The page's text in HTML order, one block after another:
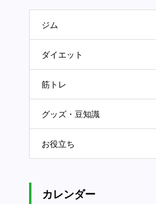
ジム
ダイエット
筋トレ
グッズ・豆知識
お役立ち
カレンダー